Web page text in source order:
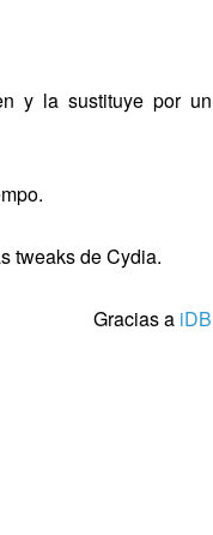
y la sustituye por un
tweaks de Cydia.
Gracias a iDB